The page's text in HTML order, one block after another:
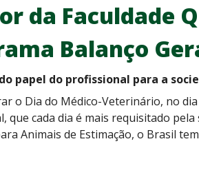
da Faculdade
Balanço
papel do profissional para a
o Dia do Médico-Veterinário, no
que cada dia é mais requisitado
Animais de Estimação, o Brasil